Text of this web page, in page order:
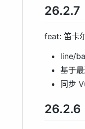
26.2.7
feat: 笛卡
line/
基于
同步
26.2.6